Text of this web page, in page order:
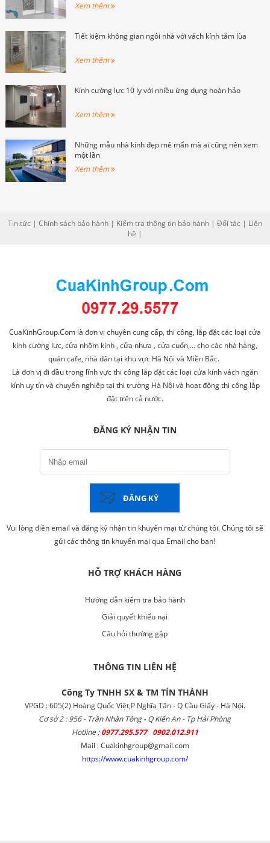
Xem thêm
Tiết kiệm không gian ngôi nhà với vách kính tắm lùa
Xem thêm
Kính cường lực 10 ly với nhiều ứng dụng hoàn hảo
Xem thêm
Những mẫu nhà kính đẹp mê mẩn mà ai cũng nên xem
một lần
Xem thêm
Tin tức | Chính sách bảo hành| Kiểm tra thông tin bảo hành| Đối tác | Liên
hệ |
CuaKinhGroup.Com là đơn vị chuyên cung cấp, thi công, lắp đặt các loại cửa
kính cường lực, cửa nhôm kính , cửa nhựa , cửa cuốn,... cho các nhà hàng,
quán cafe, nhà dân tại khu vực Hà Nội và Miền Bắc.
Là đơn vị đi đầu trong lĩnh vực thi công lắp đặt các loại cửa kính vách ngăn
kính uy tín và chuyên nghiệp tại thi trường Hà Nội và hoạt động thi công lắp
đặt trên cả nước.
ĐĂNG KÝ NHẬN TIN
ĐĂNG KÝ
Vui lòng điền email và đăng ký nhận tin khuyến mại từ chúng tôi. Chúng tôi sẽ
gửi các thông tin khuyến mại qua Email cho bạn!
HỖ TRỢ KHÁCH HÀNG
Hướng dẫn kiểm tra bảo hành
Giải quyết khiếu nại
Câu hỏi thường gặp
THÔNG TIN LIÊN HỆ
Công Ty TNHH SX & TM TÍN THÀNH
VPGD : 605(2) Hoàng Quốc Việt,P Nghĩa Tân - Q Cầu Giấy - Hà Nội.
Cơ sở 2 : 956 - Trần Nhân Tông - Q Kiến An - Tp Hải Phòng
Hotline ; 0977.295.577 0902.012.911
Mail : Cuakinhgroup@gmail.com
https://www.cuakinhgroup.com/